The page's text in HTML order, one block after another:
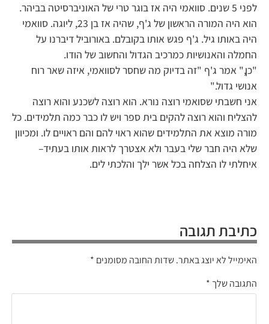
לפני 5 שנים. סוואמי היה אז בוגר טרי של האוניברסיטה בביהר.
הוא היה המורה הראשון של ג'ף, שהיה אז בן 23, ליוגה. סוואמי
היה באותו גיל. ג'ף פגש אותו בקובלם. באורוביל דיברנו על
החמלה והאנושיות כמרכיב הגדול והחשוב של הודו.
"כן," אמר ג'ף "זה בדיוק מה שחסר לסוואמי, איזה שאר רוח
אנושי גדול."
אני חשבתי שסואמי רוצה נורא. הוא רוצה לשכנע והוא רוצה
להצליח והוא רוצה להקים בית ספר ויש לו כבר כמה תלמידים. כל
מורה מוצא את התלמידים שהוא ראוי להם והם ראויים לו. ומכיוון
שלא היה חבר שלי בעבר ולא אצטרך לראות אותו בעתיד–
איחלתי לו הצלחה בכל אשר ילך והלכתי לים.
כתיבת תגובה
האימייל לא יוצג באתר.שדות החובה מסומנים *
התגובה שלך *